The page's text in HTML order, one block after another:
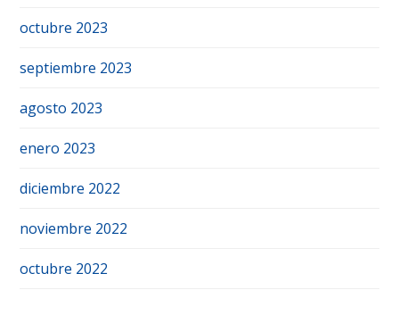
octubre 2023
septiembre 2023
agosto 2023
enero 2023
diciembre 2022
noviembre 2022
octubre 2022